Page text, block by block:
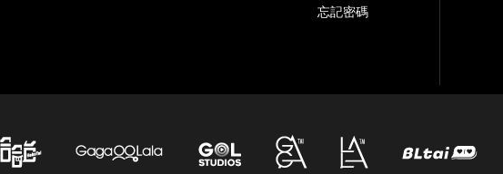
忘記密碼